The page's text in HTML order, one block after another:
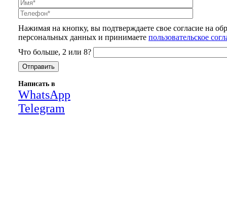
Нажимая на кнопку, вы подтверждаете свое согласие на
персональных данных и принимаете пользовательское
Что больше, 2 или 8?
Написать в
WhatsApp
Telegram